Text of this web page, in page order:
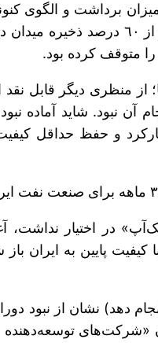
برداشت و الگوی
(بخش قطری میدان مشترک پارس جنوبی) می‌توان گفت که
از منظری دیگر قابل
نبود. شاید آماده
و حفظ حداقل
جز چهار دکل قدیمی، در عمل «جک‌آپ»
پایین به ایران
انجام دهد) نشان از
«شرکت‌های